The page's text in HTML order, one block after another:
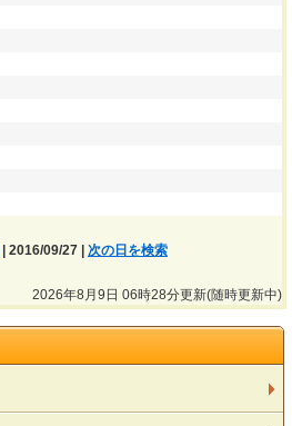
| 2016/09/27 | 次の日を検索
2026年8月9日 06時28分更新(随時更新中)